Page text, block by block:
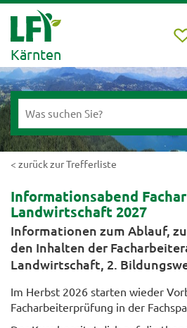
Kärnten
< zurück zur Trefferliste
Informationsabend
Landwirtschaft 2027
Informationen zum Ablauf,
den Inhalten der
Landwirtschaft, 2.
Im Herbst 2026 starten wieder
Facharbeiterprüfung in der